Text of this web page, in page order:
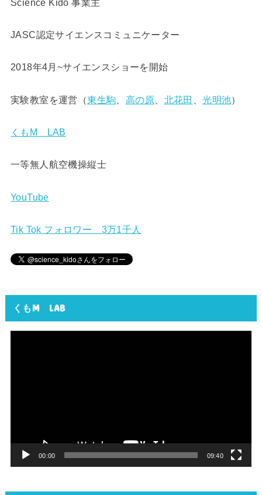
JASC認定サイエンスコミュニケーター
2018年4月~サイエンスショーを開始
実験教室を運営（東生駒 高の原 北花田 、光明池）
くもM LAB
一等無人航空機操縦士
YouTube
Tik Tok フォロワー 3万1千人
くもM LAB
00:00 09:40